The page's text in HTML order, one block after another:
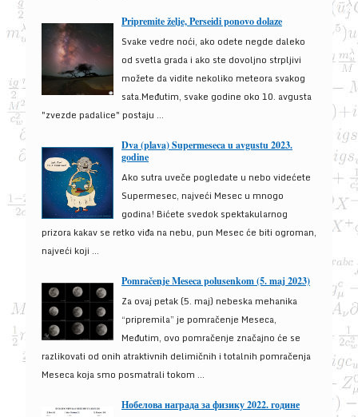
Pripremite želje, Perseidi ponovo dolaze
Svake vedre noći, ako odete negde daleko
od svetla grada i ako ste dovoljno strpljivi
možete da vidite nekoliko meteora svakog
sata.Međutim, svake godine oko 10. avgusta
"zvezde padalice" postaju ...
Dva (plava) Supermeseca u avgustu 2023.
godine
Ako sutra uveče pogledate u nebo videćete
Supermesec, najveći Mesec u mnogo
godina! Bićete svedok spektakularnog
prizora kakav se retko viđa na nebu, pun Mesec će biti ogroman,
najveći koji ...
Pomračenje Meseca polusenkom (5. maj 2023)
Za ovaj petak (5. maj) nebeska mehanika
“pripremila” je pomračenje Meseca,
Međutim, ovo pomračenje značajno će se
razlikovati od onih atraktivnih delimičnih i totalnih pomračenja
Meseca koja smo posmatrali tokom ...
Нобелова награда за физику 2022. године